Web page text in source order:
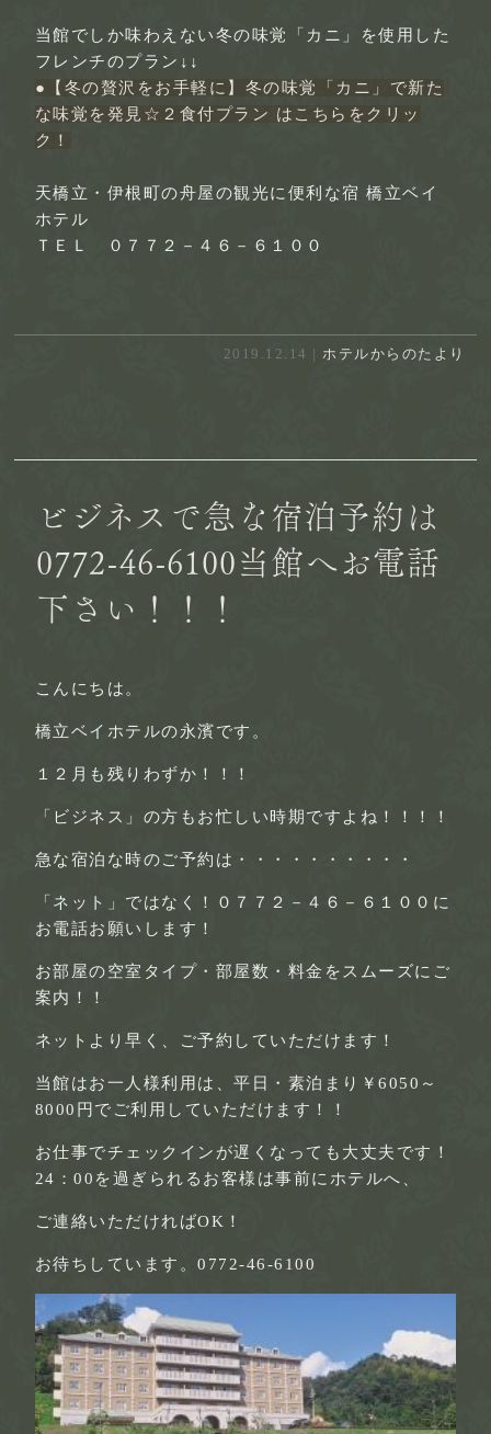
当館でしか味わえない冬の味覚「カニ」を使用した
フレンチのプラン↓↓
●【冬の贅沢をお手軽に】冬の味覚「カニ」で新た
な味覚を発見☆２食付プラン はこちらをクリッ
ク！
天橋立・伊根町の舟屋の観光に便利な宿 橋立ベイ
ホテル
ＴＥＬ ０７７２－４６－６１００
2019.12.14 | ホテルからのたより
ビジネスで急な宿泊予約は
0772-46-6100当館へお電話
下さい！！！
こんにちは。
橋立ベイホテルの永濱です。
１２月も残りわずか！！！
「ビジネス」の方もお忙しい時期ですよね！！！！
急な宿泊な時のご予約は・・・・・・・・・・
「ネット」ではなく！
０７７２－４６－６１００に
お電話お願いします！
お部屋の空室タイプ・部屋数・料金をスムーズにご
案内！！
ネットより早く、ご予約していただけます！
当館はお一人様利用は、平日・素泊まり￥6050～
8000円でご利用していただけます！！
お仕事でチェックインが遅くなっても大丈夫です！
24：00を過ぎられるお客様は事前にホテルへ、
ご連絡いただければOK！
お待ちしています。0772-46-6100